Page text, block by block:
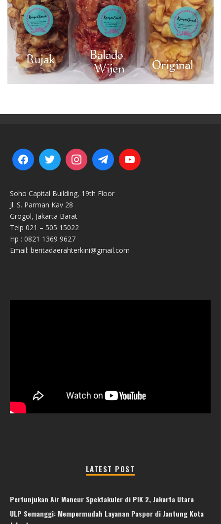
Soho Capital Building, 19th Floor
Jl. S. Parman Kav 28
Grogol, Jakarta Barat
Telp 021 – 505 15022
Hp : 0821 1369 9627
Email: beritadaerahterkini@gmail.com
LATEST POST
Pertunjukan Air Mancur Spektakuler di PIK 2, Jakarta Utara
ULP Semanggi: Mempermudah Layanan Paspor di Jantung Kota